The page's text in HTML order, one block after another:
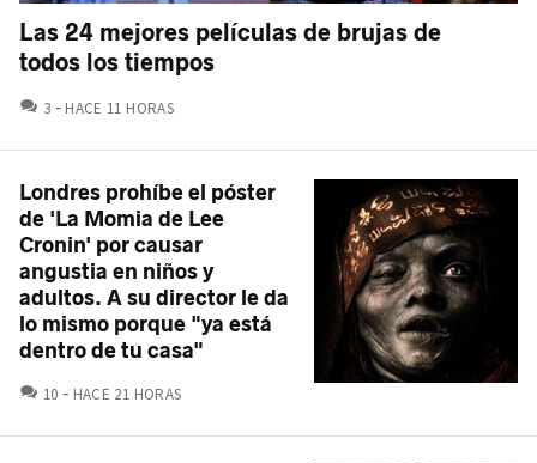
Las 24 mejores películas de brujas de
todos los tiempos
3 COMENTARIOS
HACE 11 HORAS
Londres prohíbe el póster
de 'La Momia de Lee
Cronin' por causar
angustia en niños y
adultos. A su director le da
lo mismo porque "ya está
dentro de tu casa"
10 COMENTARIOS
HACE 21 HORAS